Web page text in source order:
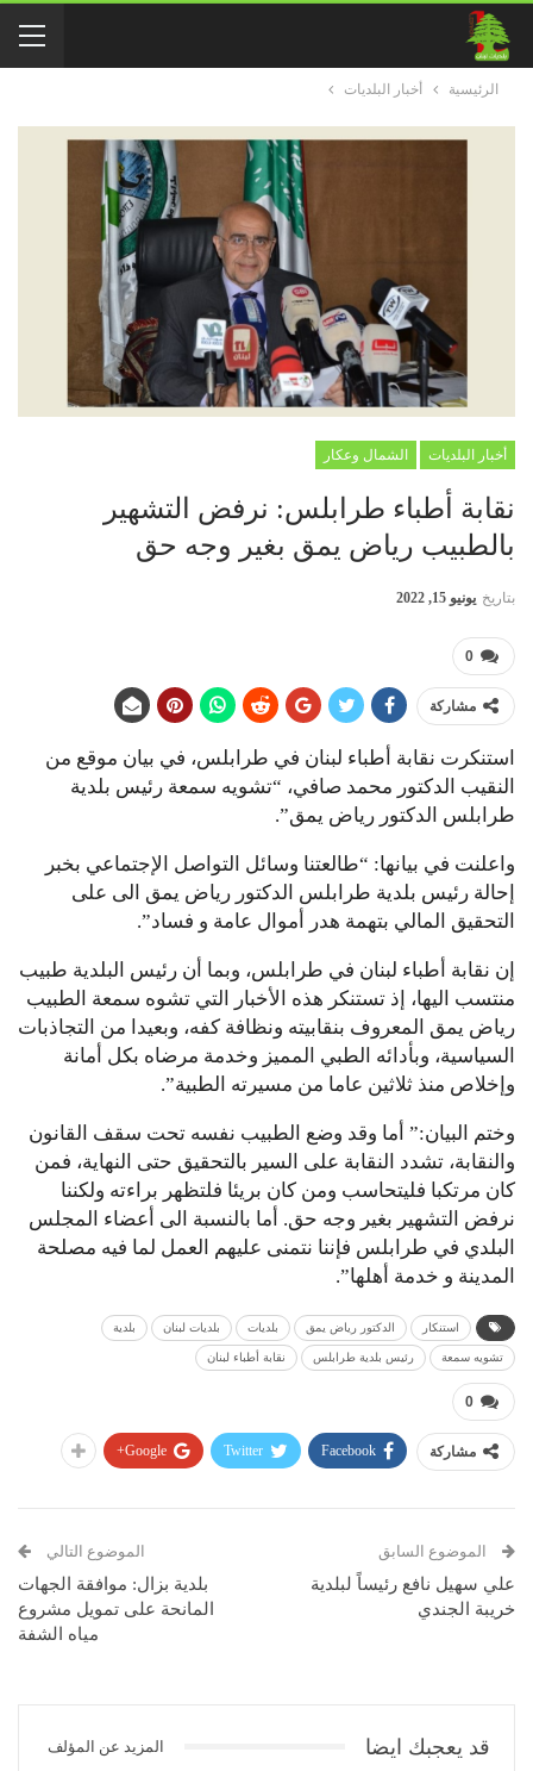
الرئيسية أخبار البلديات
أخبار البلديات الشمال وعكار
نقابة أطباء طرابلس: نرفض التشهير
بالطبيب رياض يمق بغير وجه حق
بتاريخ يونيو 15, 2022
0
مشاركة
استنكرت نقابة أطباء لبنان في طرابلس، في بيان موقع من
النقيب الدكتور محمد صافي، “تشويه سمعة رئيس بلدية
طرابلس الدكتور رياض يمق”.
واعلنت في بيانها: “طالعتنا وسائل التواصل الإجتماعي بخبر
إحالة رئيس بلدية طرابلس الدكتور رياض يمق الى على
التحقيق المالي بتهمة هدر أموال عامة و فساد”.
إن نقابة أطباء لبنان في طرابلس، وبما أن رئيس البلدية طبيب
منتسب اليها، إذ تستنكر هذه الأخبار التي تشوه سمعة الطبيب
رياض يمق المعروف بنقابيته ونظافة كفه، وبعيدا من التجاذبات
السياسية، وبأدائه الطبي المميز وخدمة مرضاه بكل أمانة
وإخلاص منذ ثلاثين عاما من مسيرته الطبية”.
وختم البيان:” أما وقد وضع الطبيب نفسه تحت سقف القانون
والنقابة، تشدد النقابة على السير بالتحقيق حتى النهاية، فمن
كان مرتكبا فليتحاسب ومن كان بريئا فلتظهر براءته ولكننا
نرفض التشهير بغير وجه حق. أما بالنسبة الى أعضاء المجلس
البلدي في طرابلس فإننا نتمنى عليهم العمل لما فيه مصلحة
المدينة و خدمة أهلها”.
استنكار الدكتور رياض يمق بلديات بلديات لبنان بلدية
تشويه سمعة رئيس بلدية طرابلس نقابة أطباء لبنان
0
مشاركة Facebook
Twitter
Google+
الموضوع السابق
علي سهيل نافع رئيساً لبلدية
خريبة الجندي
الموضوع التالي
بلدية بزال: موافقة الجهات
المانحة على تمويل مشروع
مياه الشفة
قد يعجبك ايضا المزيد عن المؤلف